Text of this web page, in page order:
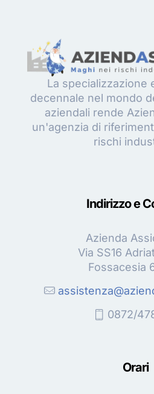
La specializzazione
decennale nel mondo
aziendali rende
un'agenzia di
rischi
Indirizzo e
Azienda
Via SS16
Fossacesia
0872/
Orari